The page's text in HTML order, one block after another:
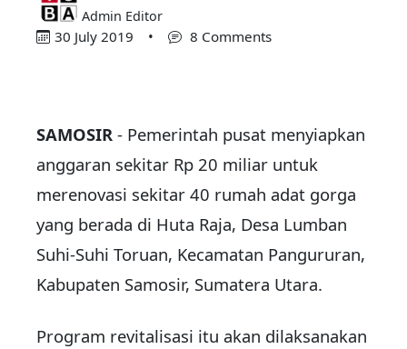
Admin Editor
30 July 2019 • 8 Comments
SAMOSIR - Pemerintah pusat menyiapkan
anggaran sekitar Rp 20 miliar untuk
merenovasi sekitar 40 rumah adat gorga
yang berada di Huta Raja, Desa Lumban
Suhi-Suhi Toruan, Kecamatan Pangururan,
Kabupaten Samosir, Sumatera Utara.
Program revitalisasi itu akan dilaksanakan